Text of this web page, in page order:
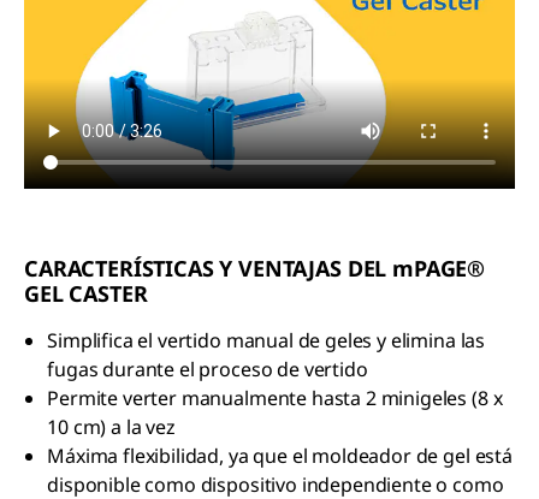
CARACTERÍSTICAS Y VENTAJAS DEL mPAGE®
GEL CASTER
Simplifica el vertido manual de geles y elimina las
fugas durante el proceso de vertido
Permite verter manualmente hasta 2 minigeles (8 x
10 cm) a la vez
Máxima flexibilidad, ya que el moldeador de gel está
disponible como dispositivo independiente o como